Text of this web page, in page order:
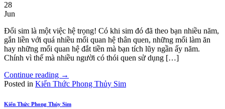
28
Jun
Đổi sim là một việc hệ trọng! Có khi sim đó đã theo bạn nhiều năm,
gắn liền với quá nhiều mối quan hệ thân quen, những mối làm ăn
hay những mối quan hệ đắt tiền mà bạn tích lũy ngần ấy năm.
Chính vì thế mà nhiều người có thói quen sử dụng […]
Continue reading →
Posted in Kiến Thức Phong Thủy Sim
Kiến Thức Phong Thủy Sim